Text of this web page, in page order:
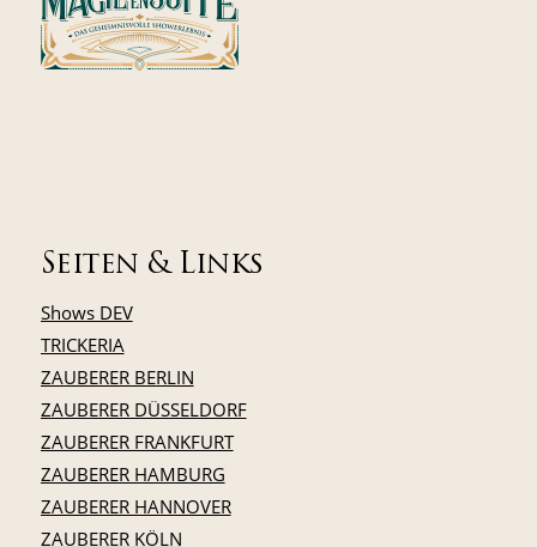
Seiten & Links
Shows DEV
TRICKERIA
ZAUBERER BERLIN
ZAUBERER DÜSSELDORF
ZAUBERER FRANKFURT
ZAUBERER HAMBURG
ZAUBERER HANNOVER
ZAUBERER KÖLN